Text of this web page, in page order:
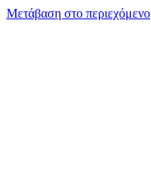
Μετάβαση στο περιεχόμενο